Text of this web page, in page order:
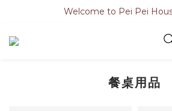
Welcome to Pei Pei
餐桌用品